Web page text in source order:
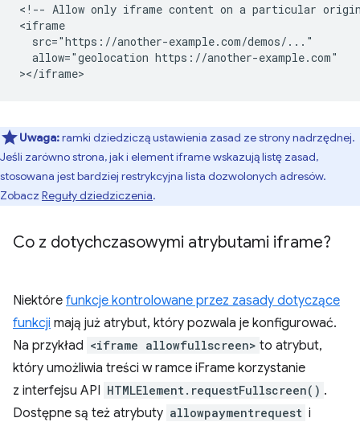
<!-- Allow only iframe content on a particular
<iframe
  src="https://another-example.com/demos/..."
  allow="geolocation https://another-example.com"
Uwaga:ramki dziedziczą ustawienia zasad ze strony nadrzędnej.
Jeśli zarówno strona, jak i element iframe wskazują listę zasad,
stosowana jest bardziej restrykcyjna lista dozwolonych adresów.
Zobacz Reguły dziedziczenia.
Co z dotychczasowymi atrybutami iframe?
Niektóre funkcje kontrolowane przez zasady dotyczące
funkcji mają już atrybut, który pozwala je konfigurować.
Na przykład <iframe allowfullscreen> to atrybut,
który umożliwia treści w ramce iFrame korzystanie
z interfejsu API HTMLElement.requestFullscreen() .
Dostępne są też atrybuty allowpaymentrequest i